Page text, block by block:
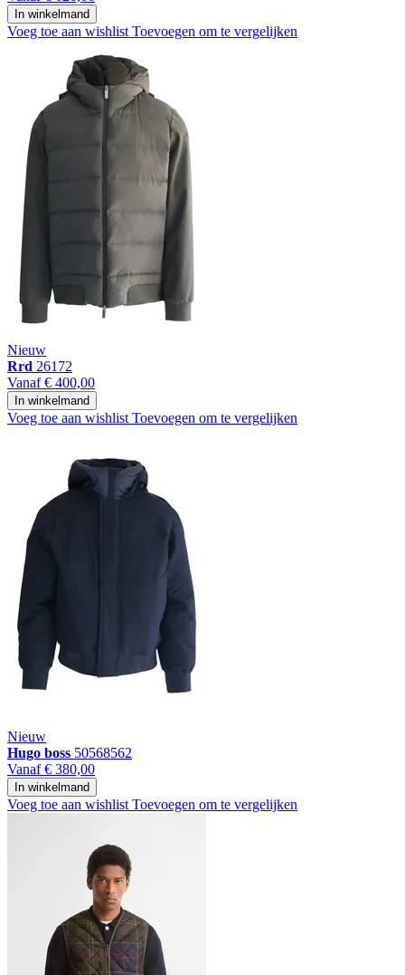
In winkelmand
Voeg toe aan wishlist Toevoegen om te vergelijken
Nieuw
Rrd 26172
Vanaf € 400,00
In winkelmand
Voeg toe aan wishlist Toevoegen om te vergelijken
Nieuw
Hugo boss 50568562
Vanaf € 380,00
In winkelmand
Voeg toe aan wishlist Toevoegen om te vergelijken